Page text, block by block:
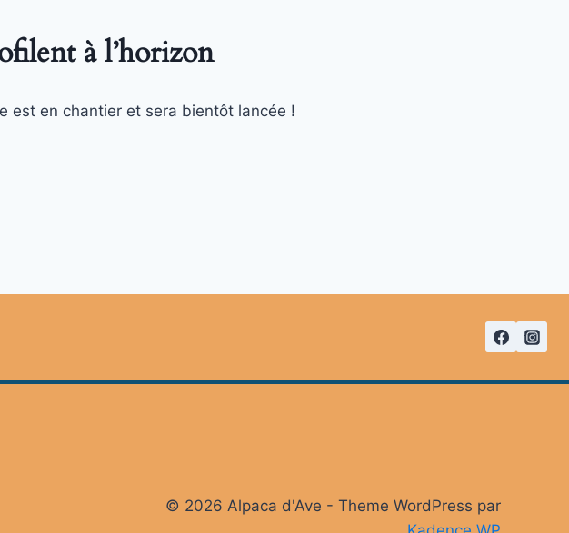
à l’horizon
est en chantier et sera bientôt lancée !
© 2026 Alpaca d'Ave - Theme WordPress par